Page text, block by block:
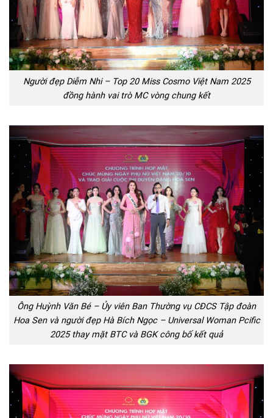
Người đẹp Diễm Nhi – Top 20 Miss Cosmo Việt Nam 2025
đồng hành vai trò MC vòng chung kết
Ông Huỳnh Văn Bé – Ủy viên Ban Thường vụ CĐCS Tập đoàn
Hoa Sen và người đẹp Hà Bích Ngọc – Universal Woman Pcific
2025 thay mặt BTC và BGK công bố kết quả